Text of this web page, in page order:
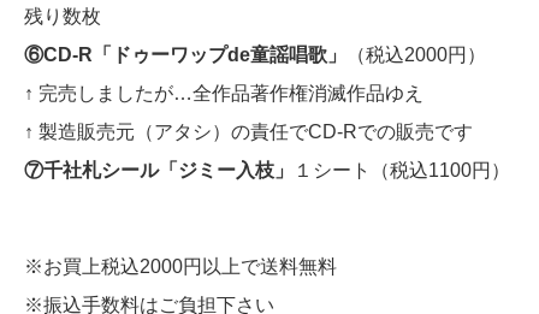
残り数枚
⑥CD-R「ドゥーワップde童謡唱歌」
（税込2000円）
↑ 完売しましたが…全作品著作権消滅作品ゆえ
↑ 製造販売元（アタシ）の責任でCD-Rでの販売です
⑦千社札シール「ジミー入枝」
１シート（税込1100円）
※お買上税込2000円以上で送料無料
※振込手数料はご負担下さい